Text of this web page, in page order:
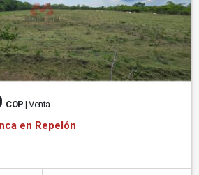
COP | Venta
en Repelón